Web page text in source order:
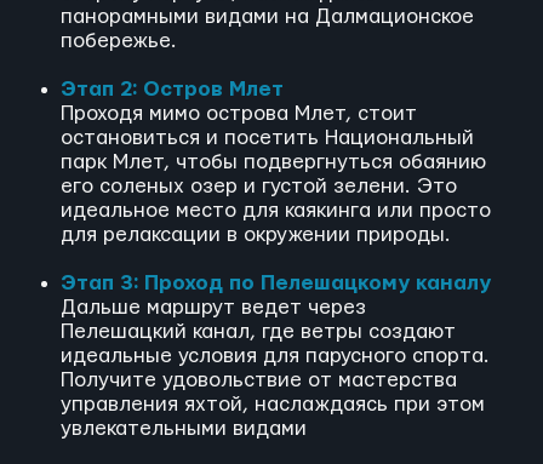
панорамными видами на Далмационское
побережье.
Этап 2: Остров Млет
Проходя мимо острова Млет, стоит
остановиться и посетить Национальный
парк Млет, чтобы подвергнуться обаянию
его соленых озер и густой зелени. Это
идеальное место для каякинга или просто
для релаксации в окружении природы.
Этап 3: Проход по Пелешацкому каналу
Дальше маршрут ведет через
Пелешацкий канал, где ветры создают
идеальные условия для парусного спорта.
Получите удовольствие от мастерства
управления яхтой, наслаждаясь при этом
увлекательными видами